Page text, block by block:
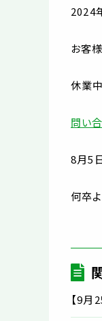
2024
お客
休業
問い
8月5
何卒
【9月